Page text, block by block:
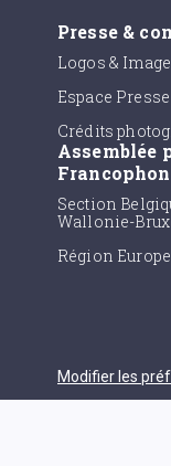
Presse &
Logos &
Espace Presse
Crédits
Assemblée
Section
Wallonie-
Région Europe
Modifier les